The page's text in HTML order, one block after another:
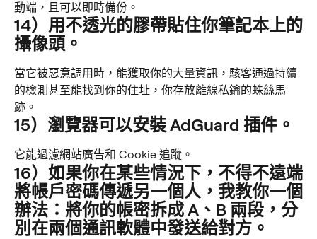
動端，且可以即時備份。
14）用不透光的膠帶貼住你筆記本上的
攝像頭。
當它被惡意調用時，能獲取你的大量資訊，駭客通過持續
的檢測甚至能找到你的住址，你存放離線私鑰的蛛絲馬
跡。
15）瀏覽器可以安裝 AdGuard 插件。
它能過濾網站廣告和 Cookie 追蹤。
16）如果你在某些情況下，不得不遠端
將帳戶密碼傳遞另一個人，我教你一個
辦法：將你的帳密拆成 A、B 兩段，分
別在兩個通訊軟體中發送給對方。